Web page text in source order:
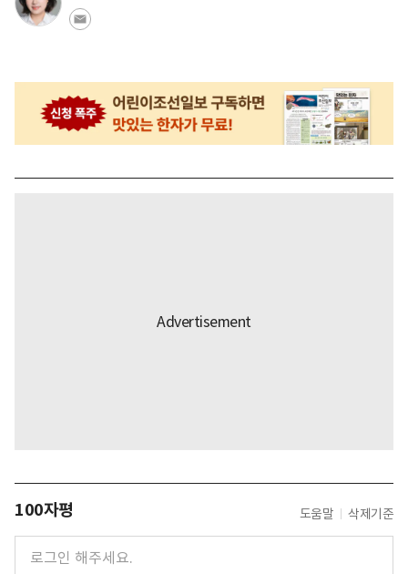
100자평 도움말 삭제기준